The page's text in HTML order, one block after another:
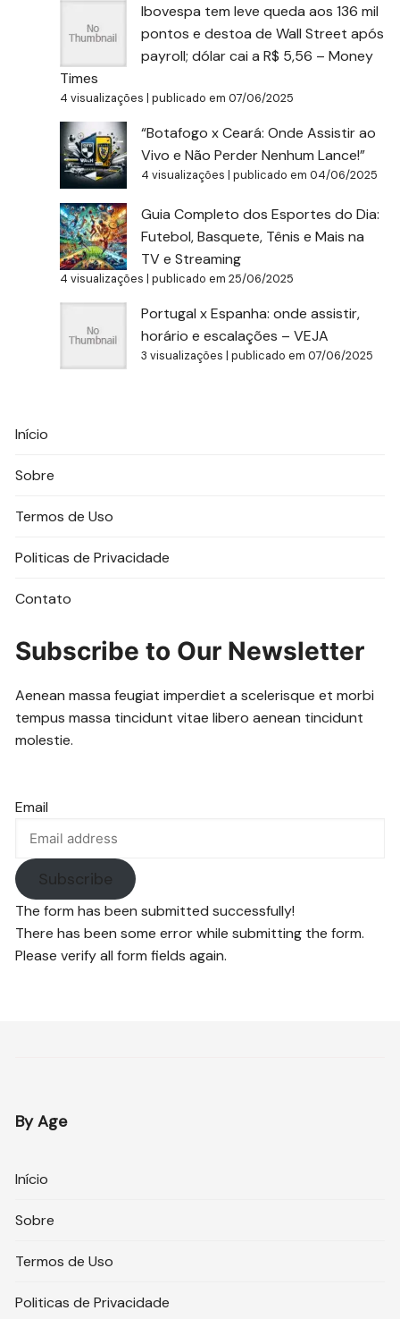
Ibovespa tem leve queda aos 136 mil
pontos e destoa de Wall Street após
payroll; dólar cai a R$ 5,56 – Money
Times
4 visualizações |publicado em 07/06/2025
“Botafogo x Ceará: Onde Assistir ao
Vivo e Não Perder Nenhum Lance!”
4 visualizações |publicado em 04/06/2025
Guia Completo dos Esportes do Dia:
Futebol, Basquete, Tênis e Mais na
TV e Streaming
4 visualizações |publicado em 25/06/2025
Portugal x Espanha: onde assistir,
horário e escalações – VEJA
3 visualizações |publicado em 07/06/2025
Início
Sobre
Termos de Uso
Politicas de Privacidade
Contato
Subscribe to Our Newsletter
Aenean massa feugiat imperdiet a scelerisque et morbi
tempus massa tincidunt vitae libero aenean tincidunt
molestie.
Email
Subscribe
The form has been submitted successfully!
There has been some error while submitting the form.
Please verify all form fields again.
By Age
Início
Sobre
Termos de Uso
Politicas de Privacidade